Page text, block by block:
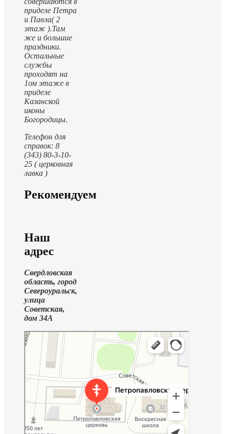
приделе Петра
и Павла( 2
этаж ).Там
же и большие
праздники.
Остальные
службы
проходят на
1ом этаже в
приделе
Казанской
иконы
Богородицы.
Телефон для
справок: 8
(343) 80-3-10-
25 ( церковная
лавка )
Рекомендуем
Наш
адрес
Свердловская
область, город
Североуральск,
улица
Советская,
дом 34А